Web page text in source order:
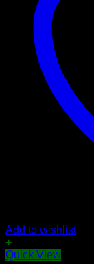
Add to wishlist
+
Quick View